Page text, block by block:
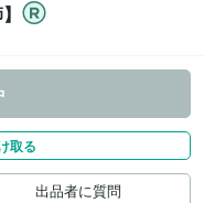
取る
出品者に質問